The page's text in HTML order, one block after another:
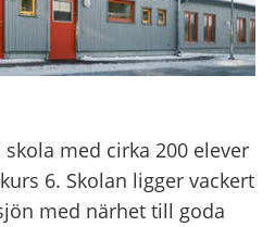
med cirka 200 elever
6. Skolan ligger vackert
med närhet till goda